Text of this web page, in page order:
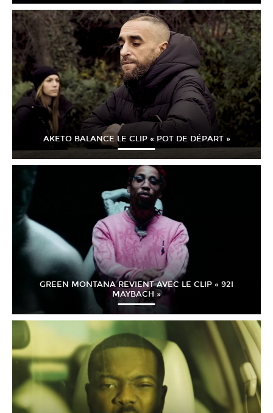
AKETO BALANCE LE CLIP « POT DE DÉPART »
GREEN MONTANA REVIENT AVEC LE CLIP « 92I
MAYBACH »